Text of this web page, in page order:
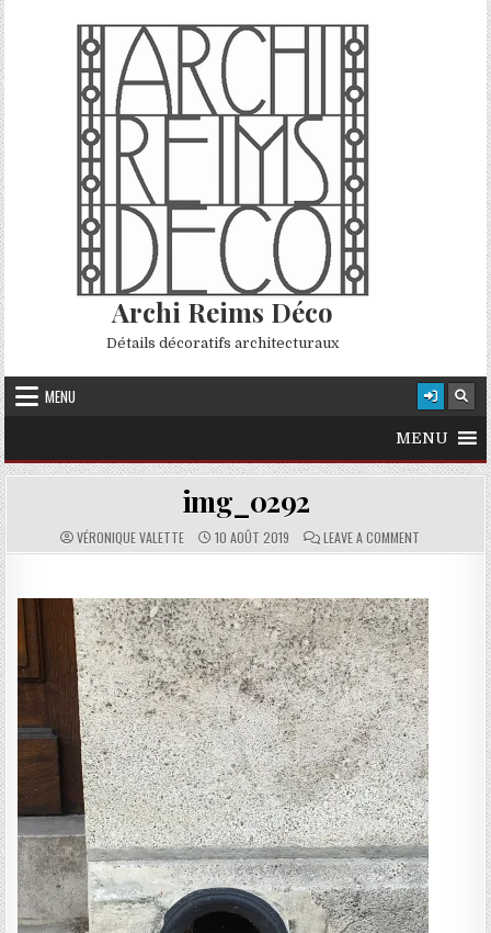
Skip to content
Archi Reims Déco
Détails décoratifs architecturaux
MENU
MENU
img_0292
AUTHOR:
VÉRONIQUE VALETTE PUBLISHED DATE:
10 AOÛT 2019 COMMENTS:
LEAVE A COMMENT ON IMG_0292